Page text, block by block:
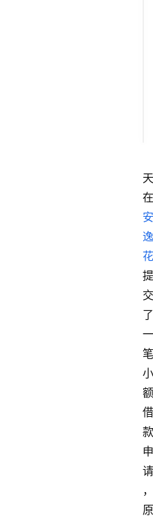
天
在
安
逸
花
提
交
了
一
笔
小
额
借
款
申
请
，
原